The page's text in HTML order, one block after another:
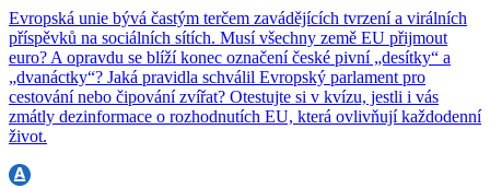
Evropská unie bývá častým terčem zavádějících tvrzení a virálních
příspěvků na sociálních sítích. Musí všechny země EU přijmout
euro? A opravdu se blíží konec označení české pivní „desítky“ a
„dvanáctky“? Jaká pravidla schválil Evropský parlament pro
cestování nebo čipování zvířat? Otestujte si v kvízu, jestli i vás
zmátly dezinformace o rozhodnutích EU, která ovlivňují každodenní
život.